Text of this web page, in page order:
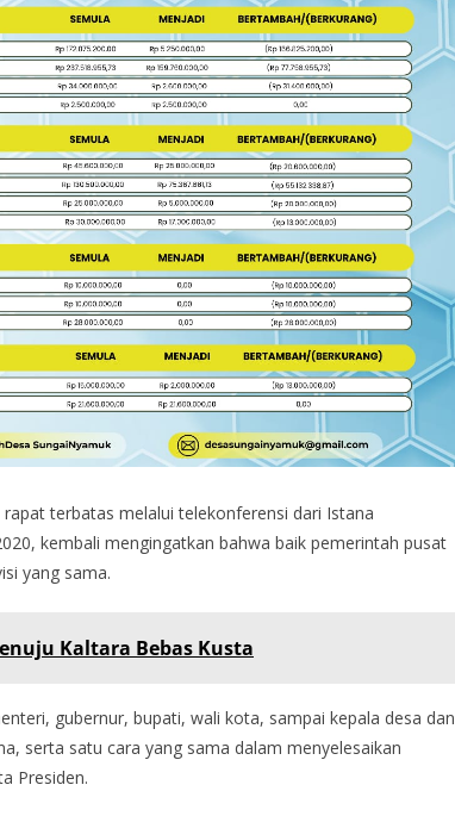
terbatas melalui telekonferensi dari Istana
kembali mengingatkan bahwa baik pemerintah pusat
yang sama.
Kaltara Bebas Kusta
gubernur, bupati, wali kota, sampai kepala desa dan
serta satu cara yang sama dalam menyelesaikan
Presiden.